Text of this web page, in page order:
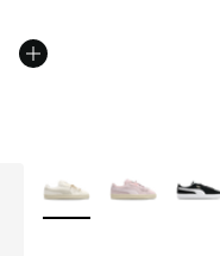
Meer kleuren